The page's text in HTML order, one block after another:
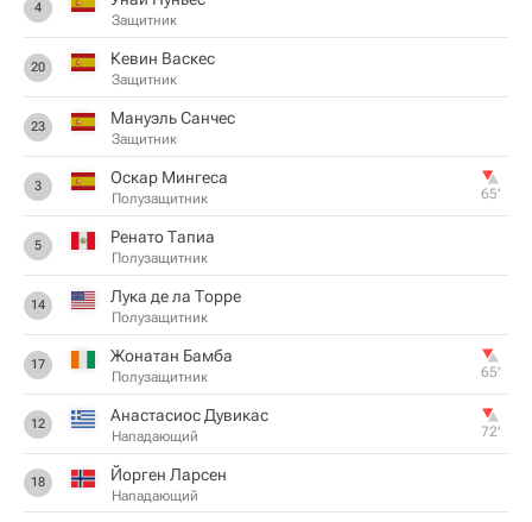
4
Защитник
20 Кевин Васкес
Защитник
23 Мануэль Санчес
Защитник
3 Оскар Мингеса
Полузащитник 65‎’‎
5 Ренато Тапиа
Полузащитник
14 Лука де ла Торре
Полузащитник
17 Жонатан Бамба
Полузащитник 65‎’‎
12 Анастасиос Дувикас
Нападающий 72‎’‎
18 Йорген Ларсен
Нападающий